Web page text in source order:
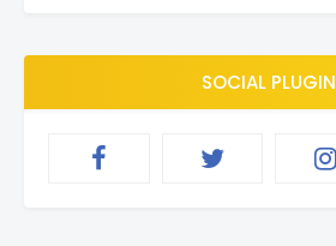
SOCIAL PLUGIN